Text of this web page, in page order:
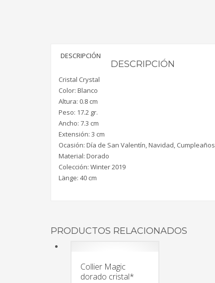
DESCRIPCIÓN
DESCRIPCIÓN
Cristal Crystal
Color: Blanco
Altura: 0.8 cm
Peso: 17.2 gr.
Ancho: 7.3 cm
Extensión: 3 cm
Ocasión: Día de San Valentín, Navidad, Cumpleaños
Material: Dorado
Colección: Winter 2019
Länge: 40 cm
PRODUCTOS RELACIONADOS
Collier Magic
dorado cristal*